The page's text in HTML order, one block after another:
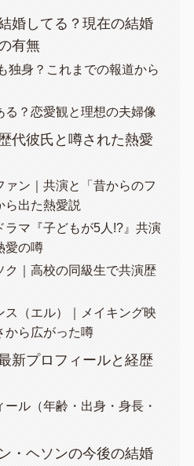
婚してる？現在の結婚
有無
独身？これまでの報道から
る？恋愛観と理想の夫婦像
代彼氏と噂された熱愛
ァン｜共演と「昔からのフ
ら出た熱愛説
ラマ『子どもが5人!?』共演
愛の噂
ク｜高校の同級生で共演歴
ス（エル）｜メイキング映
から広がった噂
新プロフィールと経歴
ール（年齢・出身・身長・
・ヘソンの今後の結婚